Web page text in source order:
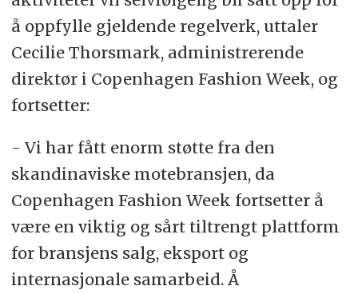
å oppfylle gjeldende regelverk, uttaler
Cecilie Thorsmark, administrerende
direktør i Copenhagen Fashion Week, og
fortsetter:
- Vi har fått enorm støtte fra den
skandinaviske motebransjen, da
Copenhagen Fashion Week fortsetter å
være en viktig og sårt tiltrengt plattform
for bransjens salg, eksport og
internasjonale samarbeid. Å